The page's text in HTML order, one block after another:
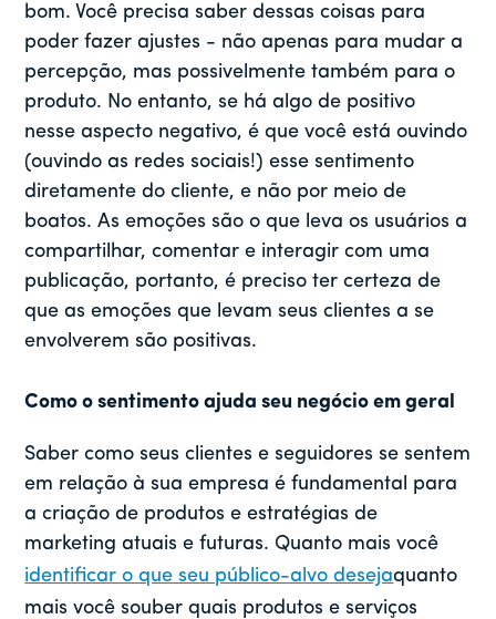
bom. Você precisa saber dessas coisas para
poder fazer ajustes - não apenas para mudar a
percepção, mas possivelmente também para o
produto. No entanto, se há algo de positivo
nesse aspecto negativo, é que você está ouvindo
(ouvindo as redes sociais!) esse sentimento
diretamente do cliente, e não por meio de
boatos. As emoções são o que leva os usuários a
compartilhar, comentar e interagir com uma
publicação, portanto, é preciso ter certeza de
que as emoções que levam seus clientes a se
envolverem são positivas.
Como o sentimento ajuda seu negócio em geral
Saber como seus clientes e seguidores se sentem
em relação à sua empresa é fundamental para
a criação de produtos e estratégias de
marketing atuais e futuras. Quanto mais você
identificar o que seu público-alvo desejaquanto
mais você souber quais produtos e serviços